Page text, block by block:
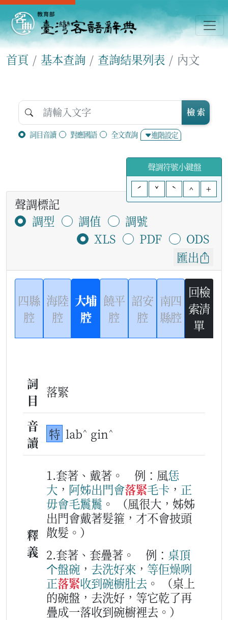
首頁 基本查詢 查詢結果列表 內文
詞目音讀 對應國語 全文查詢 進階設定
檢 索
聲調符號小鍵盤
ˊ
ˇ ˋ ^ +
聲調標記
調型
調值
調號
XLS
PDF
ODS
匯出
四縣
腔
海陸
腔
大埔
腔
饒平
腔
詔安
腔
南四
縣腔
回檢
索清
單
詞
目
落緊
音
讀
特 lab^ gin^
釋
義
1.套著、戴著。 例：風恁
大 ， 阿姊出門會落緊毛卡 ， 正
毋會毛鬞鬞 。
（風很大，姊姊
出門會戴著髮箍，才不會披頭
散髮。）
2.套著、套疊著。
例： 桌頂
个盤碗 ， 去洗好來 ， 等佢燥咧
正落緊收到碗櫥肚去 。
（桌上
的碗盤，去洗好，等它乾了再
疊成一落收到碗櫥裡去。）